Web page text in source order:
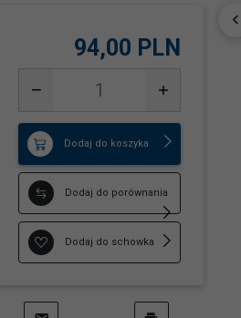
94,00 PLN
Dodaj do koszyka
Dodaj do porównania
Dodaj do schowka